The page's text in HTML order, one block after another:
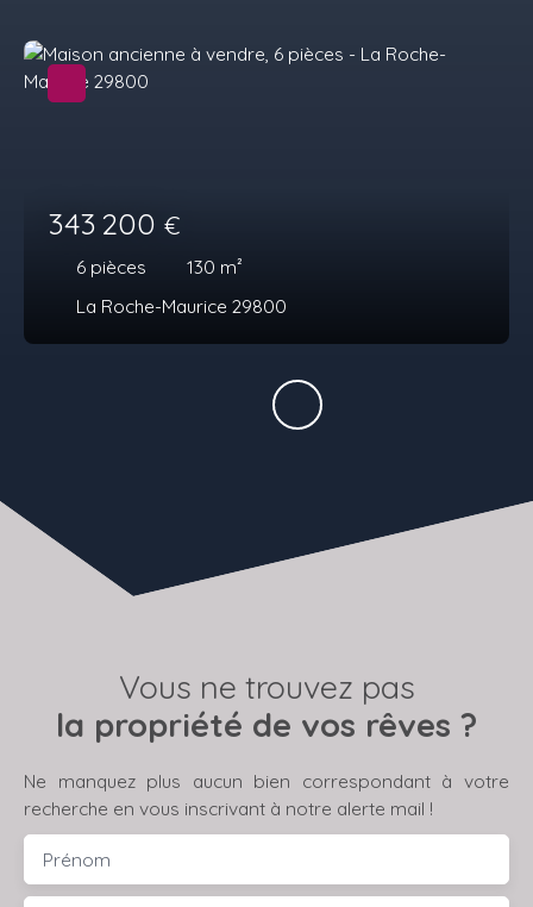
343 200 €
6 pièces 130 m²
La Roche-Maurice 29800
Vous ne trouvez pas
la propriété de vos rêves ?
Ne manquez plus aucun bien correspondant à votre
recherche en vous inscrivant à notre alerte mail !
Prénom